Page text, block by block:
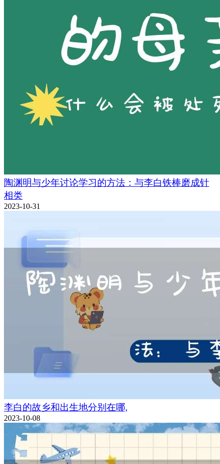
陶渊明与少年讨论学习的方法：与李白铁棒磨成针
相类
2023-10-31
李白的故乡和出生地分别在哪,
2023-10-08